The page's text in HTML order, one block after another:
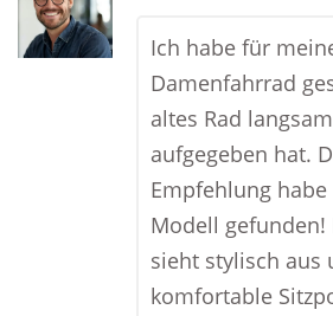
Ich habe für
Damenfahrrad
altes Rad
aufgegeben hat.
Empfehlung
Modell gefunden!
sieht stylisch aus
komfortable